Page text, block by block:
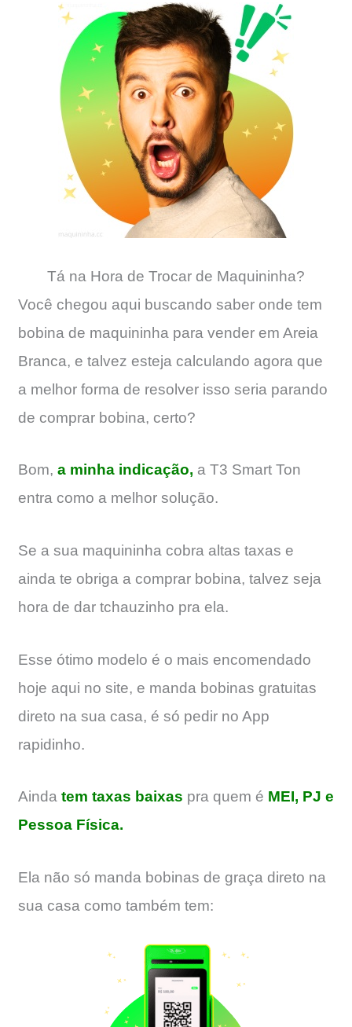
Tá na Hora de Trocar de Maquininha?
Você chegou aqui buscando saber onde tem
bobina de maquininha para vender em Areia
Branca, e talvez esteja calculando agora que
a melhor forma de resolver isso seria parando
de comprar bobina, certo?
Bom, a minha indicação, a T3 Smart Ton
entra como a melhor solução.
Se a sua maquininha cobra altas taxas e
ainda te obriga a comprar bobina, talvez seja
hora de dar tchauzinho pra ela.
Esse ótimo modelo é o mais encomendado
hoje aqui no site, e manda bobinas gratuitas
direto na sua casa, é só pedir no App
rapidinho.
Ainda tem taxas baixas pra quem é MEI, PJ e
Pessoa Física.
Ela não só manda bobinas de graça direto na
sua casa como também tem: